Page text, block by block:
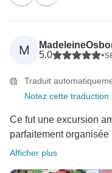
M
5.0
•
Traduit
Notez cette traduction
Ce fut une excursion
parfaitement
Afficher plus